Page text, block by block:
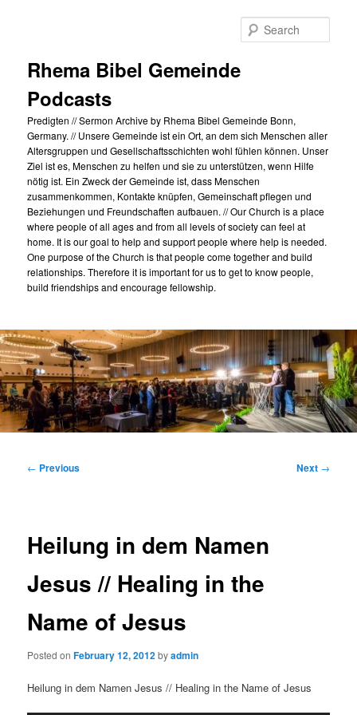
Rhema Bibel Gemeinde
Podcasts
Predigten // Sermon Archive by Rhema Bibel Gemeinde Bonn,
Germany. // Unsere Gemeinde ist ein Ort, an dem sich Menschen aller
Altersgruppen und Gesellschaftsschichten wohl fühlen können. Unser
Ziel ist es, Menschen zu helfen und sie zu unterstützen, wenn Hilfe
nötig ist. Ein Zweck der Gemeinde ist, dass Menschen
zusammenkommen, Kontakte knüpfen, Gemeinschaft pflegen und
Beziehungen und Freundschaften aufbauen. // Our Church is a place
where people of all ages and from all levels of society can feel at
home. It is our goal to help and support people where help is needed.
One purpose of the Church is that people come together and build
relationships. Therefore it is important for us to get to know people,
build friendships and encourage fellowship.
Post
← Previous Next →
Heilung in dem Namen
Jesus // Healing in the
Name of Jesus
Posted onFebruary 12, 2012byadmin
Heilung in dem Namen Jesus // Healing in the Name of Jesus